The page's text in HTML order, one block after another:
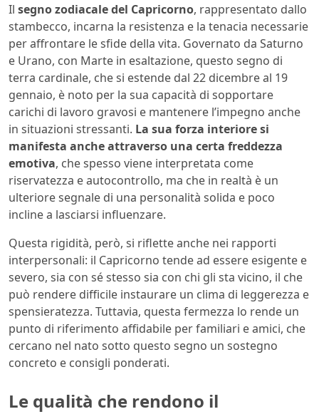
Il segno zodiacale del Capricorno, rappresentato dallo
stambecco, incarna la resistenza e la tenacia necessarie
per affrontare le sfide della vita. Governato da Saturno
e Urano, con Marte in esaltazione, questo segno di
terra cardinale, che si estende dal 22 dicembre al 19
gennaio, è noto per la sua capacità di sopportare
carichi di lavoro gravosi e mantenere l’impegno anche
in situazioni stressanti. La sua forza interiore si
manifesta anche attraverso una certa freddezza
emotiva, che spesso viene interpretata come
riservatezza e autocontrollo, ma che in realtà è un
ulteriore segnale di una personalità solida e poco
incline a lasciarsi influenzare.
Questa rigidità, però, si riflette anche nei rapporti
interpersonali: il Capricorno tende ad essere esigente e
severo, sia con sé stesso sia con chi gli sta vicino, il che
può rendere difficile instaurare un clima di leggerezza e
spensieratezza. Tuttavia, questa fermezza lo rende un
punto di riferimento affidabile per familiari e amici, che
cercano nel nato sotto questo segno un sostegno
concreto e consigli ponderati.
Le qualità che rendono il